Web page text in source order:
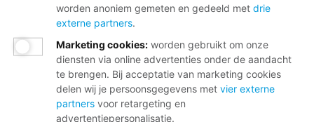
worden anoniem gemeten en gedeeld met drie
externe partners.
Marketing cookies: worden gebruikt om onze
diensten via online advertenties onder de aandacht
te brengen. Bij acceptatie van marketing cookies
delen wij je persoonsgegevens met vier externe
partners voor retargeting en
advertentiepersonalisatie.